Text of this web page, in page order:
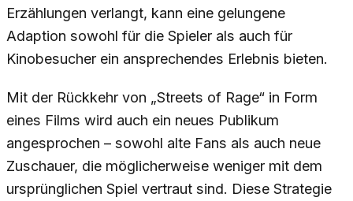
Erzählungen verlangt, kann eine gelungene
Adaption sowohl für die Spieler als auch für
Kinobesucher ein ansprechendes Erlebnis bieten.
Mit der Rückkehr von „Streets of Rage“ in Form
eines Films wird auch ein neues Publikum
angesprochen – sowohl alte Fans als auch neue
Zuschauer, die möglicherweise weniger mit dem
ursprünglichen Spiel vertraut sind. Diese Strategie